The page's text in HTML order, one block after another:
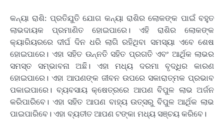
କନ୍ୟା ରାଶି: ପ୍ରତିଯୁତି ଯୋଗ କନ୍ୟା ରାଶିର ଲୋକଙ୍କ ପାଇଁ ବହୁତ
ଲାଭଦାୟକ ପ୍ରମାଣିତ ହୋଇପାରେ। ଏହି ରାଶିର ଲୋକଙ୍କ
କ୍ୟାରିୟରରେ ଦୀର୍ଘ ଦିନ ଧରି ଲାଗି ରହିଥିବା ସମସ୍ୟା ଏବେ ଶେଷ
ହୋଇପାରେ। ଏହା ସହିତ ଉନ୍ନତି ସହିତ ପ୍ରଗତି ଏବଂ ଆର୍ଥିକ ଲାଭର
ସମସ୍ତ ସମ୍ଭାବନା ଅଛି। ଏହା ମଧ୍ୟ ଦରମା ବୃଦ୍ଧିର କାରଣ
ହୋଇପାରେ। ଏହା ଆପଣଙ୍କ ଜୀବନ ଉପରେ ସକାରାତ୍ମକ ପ୍ରଭାବ
ପକାଇପାରେ। ବ୍ୟବସାୟ କ୍ଷେତ୍ରରେ ଆପଣ ବିପୁଳ ଲାଭ ଅର୍ଜନ
କରିପାରିବେ। ଏହା ସହିତ ଆପଣ ବାହ୍ୟ ଉତ୍ସରୁ ବିପୁଳ ଆର୍ଥିକ ଲାଭ
ପାଇପାରିବେ। ଏହା ବ୍ୟତୀତ ଆପଣ ଟଙ୍କା ମଧ୍ୟ ସଞ୍ଚୟ କରିବେ।